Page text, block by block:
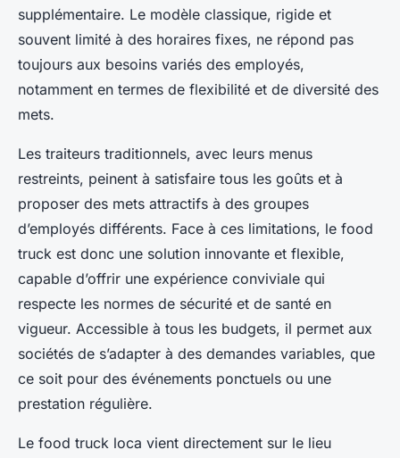
supplémentaire. Le modèle classique, rigide et
souvent limité à des horaires fixes, ne répond pas
toujours aux besoins variés des employés,
notamment en termes de flexibilité et de diversité des
mets.
Les traiteurs traditionnels, avec leurs menus
restreints, peinent à satisfaire tous les goûts et à
proposer des mets attractifs à des groupes
d’employés différents. Face à ces limitations, le food
truck est donc une solution innovante et flexible,
capable d’offrir une expérience conviviale qui
respecte les normes de sécurité et de santé en
vigueur. Accessible à tous les budgets, il permet aux
sociétés de s’adapter à des demandes variables, que
ce soit pour des événements ponctuels ou une
prestation régulière.
Le food truck loca vient directement sur le lieu